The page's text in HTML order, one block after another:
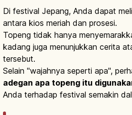
Di festival Jepang, Anda dapat
antara kios meriah dan prosesi.
Topeng tidak hanya
kadang juga menunjukkan cerita
tersebut.
Selain "wajahnya seperti apa",
adegan apa topeng itu
Anda terhadap festival semakin